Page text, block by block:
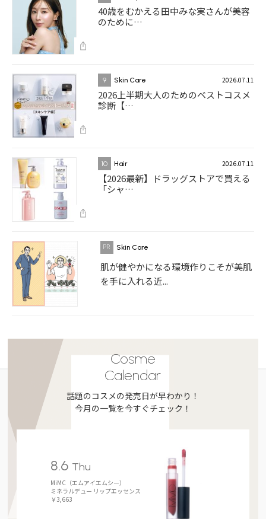
40歳をむかえる田中みな実さんが美容
のために…
9 Skin Care 2026.07.11
2026上半期大人のためのベストコスメ
診断【…
10 Hair 2026.07.11
【2026最新】ドラッグストアで買える
「シャ…
Skin Care
肌が健やかになる環境作りこそが美肌
を手に入れる近...
Cosme
Calendar
話題のコスメの発売日が早わかり！
今月の一覧を今すぐチェック！
8.6 Thu
MiMC（エムアイエムシー）
ミネラルデュー リップエッセンス
￥3,663